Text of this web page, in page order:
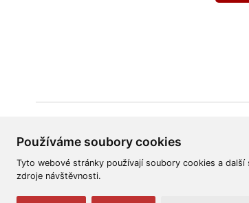
Používáme soubory cookies
Tyto webové stránky používají soubory cookies a
zdroje návštěvnosti.